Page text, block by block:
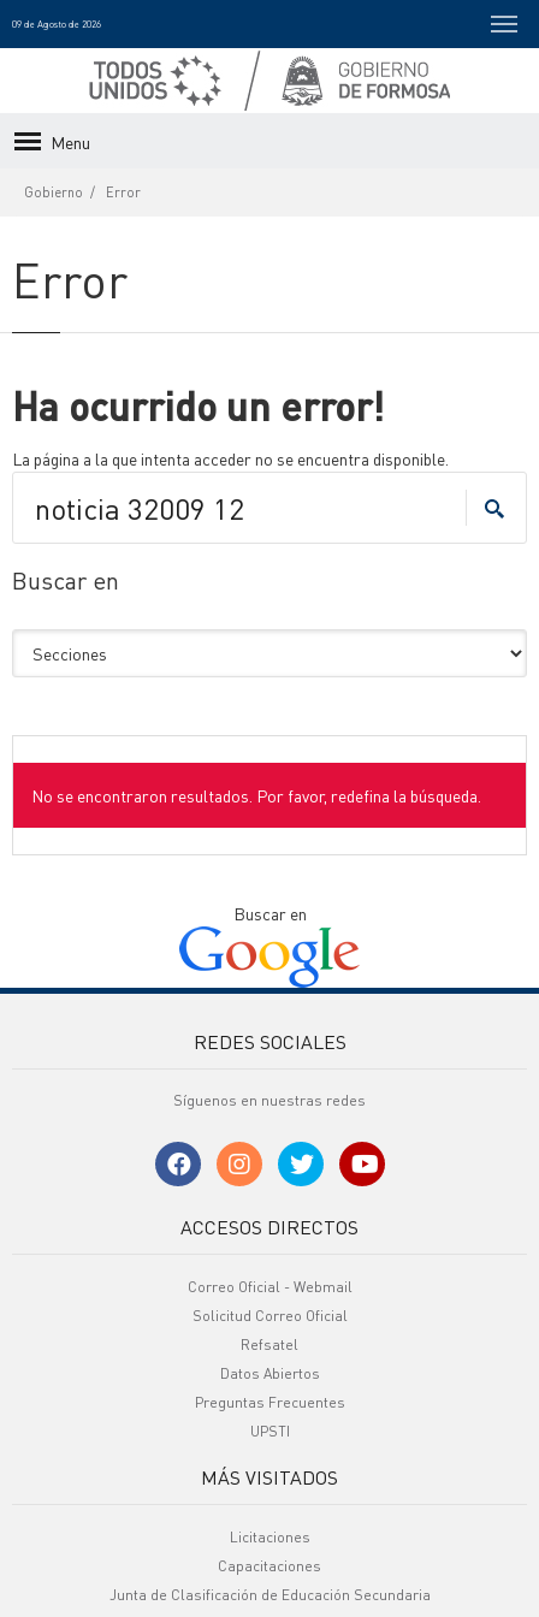
09 de Agosto de 2026
Menu
Gobierno Error
Error
Ha ocurrido un error!
La página a la que intenta acceder no se encuentra disponible.
Buscar en
No se encontraron resultados. Por favor, redefina la búsqueda.
Buscar en
REDES SOCIALES
Síguenos en nuestras redes
ACCESOS DIRECTOS
Correo Oficial - Webmail
Solicitud Correo Oficial
Refsatel
Datos Abiertos
Preguntas Frecuentes
UPSTI
MÁS VISITADOS
Licitaciones
Capacitaciones
Junta de Clasificación de Educación Secundaria